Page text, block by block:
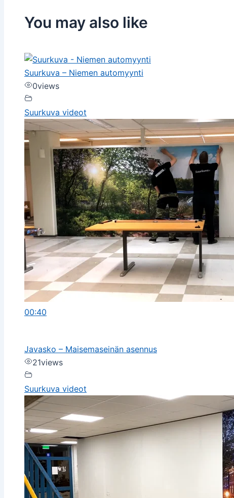
You may also like
Suurkuva – Niemen automyynti
0views
Suurkuva videot
00:40
Javasko – Maisemaseinän asennus
21views
Suurkuva videot